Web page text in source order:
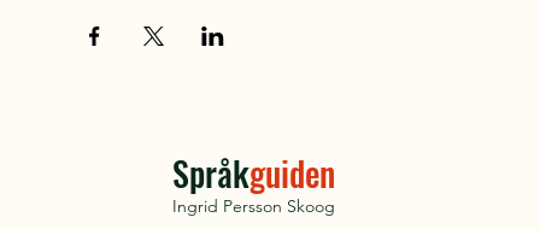
Språkguiden
Ingrid Persson Skoog